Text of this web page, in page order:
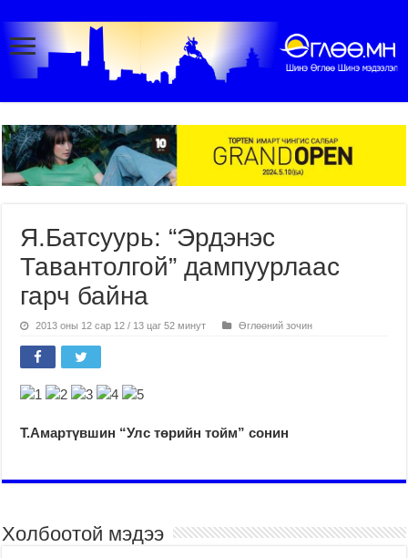
Я.Батсуурь: “Эрдэнэс
Тавантолгой” дампуурлаас
гарч байна
2013 оны 12 сар 12 / 13 цаг 52 минут Өглөөний зочин
Т.Амартүвшин “Улс төрийн тойм” сонин
Холбоотой мэдээ